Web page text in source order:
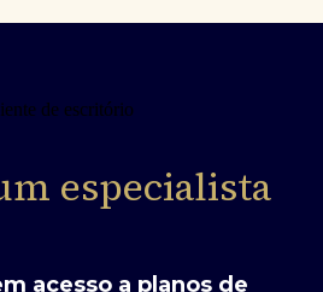
especialista
acesso a planos de